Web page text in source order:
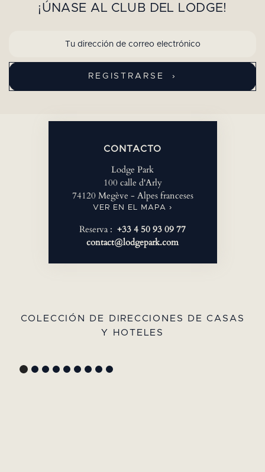
¡ÚNASE AL CLUB DEL LODGE!
CONTACTO
Lodge Park
100 calle d'Arly
74120 Megève - Alpes franceses
VER EN EL MAPA ›
Reserva : +33 4 50 93 09 77
contact@lodgepark.com
COLECCIÓN DE DIRECCIONES DE CASAS
Y HOTELES